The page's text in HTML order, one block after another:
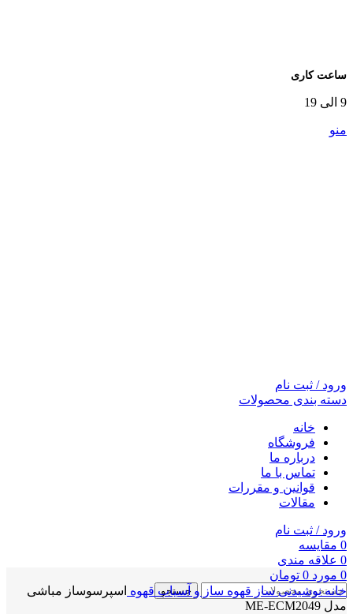
ساعت کاری
9 الی 19
منو
ورود / ثبت نام
دسته بندی محصولات
خانه
فروشگاه
درباره ما
تماس با ما
قوانین و مقررات
مقالات
ورود / ثبت نام
0 مقايسه
0 علاقه مندی
0 مورد 0 تومان
جستجو خانهنوشیدنی ساز قهوه ساز و آسیاب قهوه اسپرسوساز مباشی
مدل ME-ECM2049